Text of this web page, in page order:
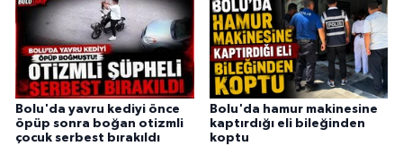
Bolu'da yavru kediyi önce
öpüp sonra boğan otizmli
çocuk serbest bırakıldı
Bolu'da hamur makinesine
kaptırdığı eli bileğinden
koptu